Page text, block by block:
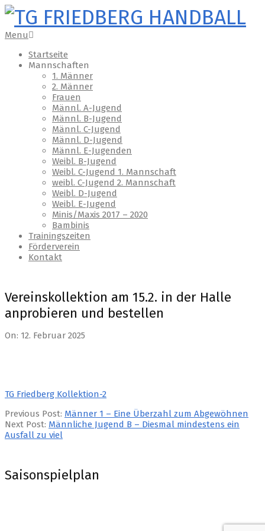
Skip
content
TG
FRIEDBERG
HANDBALL
Primary
Menu
Menu
Startseite
Mannschaften
1. Männer
2. Männer
Frauen
Männl. A-Jugend
Männl. B-Jugend
Männl. C-Jugend
Männl. D-Jugend
Männl. E-Jugenden
Weibl. B-Jugend
Weibl. C-Jugend 1. Mannschaft
weibl. C-Jugend 2. Mannschaft
Weibl. D-Jugend
Weibl. E-Jugend
Minis/Maxis 2017 – 2020
Bambinis
Trainingszeiten
Förderverein
Kontakt
Vereinskollektion am 15.2. in der Halle
anprobieren und bestellen
On: 12. Februar 2025
TG Friedberg Kollektion-2
2025-
02-
12
Previous Post: Männer 1 – Eine Überzahl zum Abgewöhnen
Next Post: Männliche Jugend B – Diesmal mindestens ein
Ausfall zu viel
Saisonspielplan